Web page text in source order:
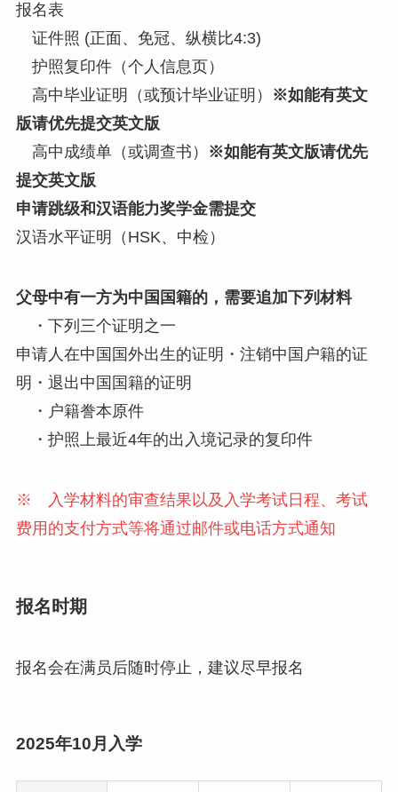
报名表
证件照 (正面、免冠、纵横比4:3)
护照复印件（个人信息页）
高中毕业证明（或预计毕业证明）
※如能有英文
版请优先提交英文版
高中成绩单（或调查书）
※如能有英文版请优先
提交英文版
申请跳级和汉语能力奖学金需提交
汉语水平证明（HSK、中检）
父母中有一方为中国国籍的，需要追加下列材料
・下列三个证明之一
申请人在中国国外出生的证明・注销中国户籍的证
明・退出中国国籍的证明
・户籍誊本原件
・护照上最近4年的出入境记录的复印件
※ 入学材料的审查结果以及入学考试日程、考试
费用的支付方式等将通过邮件或电话方式通知
报名时期
报名会在满员后随时停止，建议尽早报名
2025年10月入学